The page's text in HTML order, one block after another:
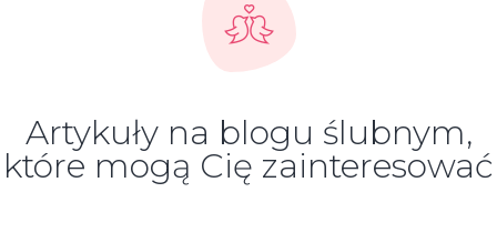
Artykuły na blogu ślubnym,
które mogą Cię zainteresować